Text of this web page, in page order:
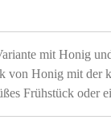
mit Honig
von Honig mit der
Frühstück oder